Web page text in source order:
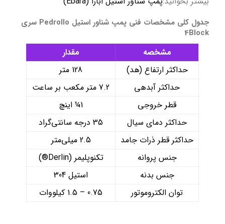
جدول کلی مشخصات فنی پمپ شناور استیل Pedrollo سری
4Block
مشخصه
مقدار
حداکثر ارتفاع (هد)
128 متر
حداکثر آبدهی
7.2 متر مکعب بر ساعت
قطر خروجی
1¼ اینچ
حداکثر دمای سیال
35 درجه سانتی‌گراد
حداکثر قطر ذرات جامد
2.5 میلی‌متر
جنس پروانه
تکنوپلیمر (Derlin®)
جنس بدنه
استیل 304
توان الکتروموتور
0.75 – 1.5 کیلووات